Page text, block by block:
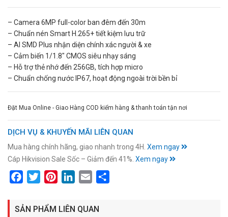
– Camera 6MP full-color ban đêm đến 30m
– Chuẩn nén Smart H.265+ tiết kiệm lưu trữ
– AI SMD Plus nhận diện chính xác người & xe
– Cảm biến 1/1.8″ CMOS siêu nhạy sáng
– Hỗ trợ thẻ nhớ đến 256GB, tích hợp micro
– Chuẩn chống nước IP67, hoạt động ngoài trời bền bỉ
Đặt Mua Online - Giao Hàng COD kiểm hàng & thanh toán tận nơi
DỊCH VỤ & KHUYẾN MÃI LIÊN QUAN
Mua hàng chính hãng, giao nhanh trong 4H. Xem ngay
Cáp Hikvision Sale Sốc – Giảm đến 41%. Xem ngay
FacebookTwitterPinterestLinkedIn
Email
SẢN PHẨM LIÊN QUAN